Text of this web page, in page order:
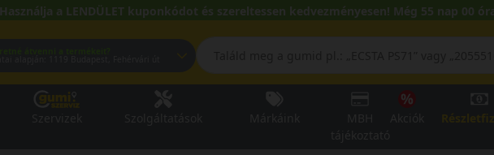
Használja a LENDÜLET kuponkódot és szereltessen kedvezményesen! Még 55 nap 00